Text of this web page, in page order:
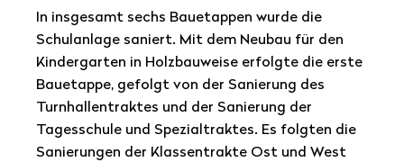
In insgesamt sechs Bauetappen wurde die
Schulanlage saniert. Mit dem Neubau für den
Kindergarten in Holzbauweise erfolgte die erste
Bauetappe, gefolgt von der Sanierung des
Turnhallentraktes und der Sanierung der
Tagesschule und Spezialtraktes. Es folgten die
Sanierungen der Klassentrakte Ost und West